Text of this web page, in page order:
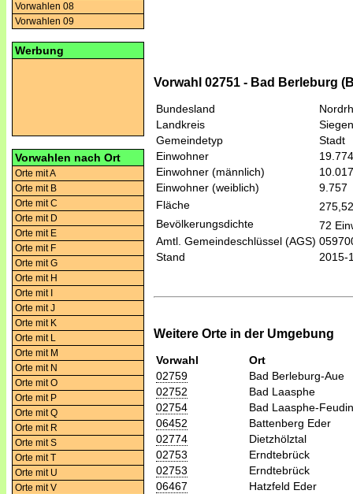
Vorwahlen 08
Vorwahlen 09
Werbung
Vorwahlen nach Ort
Orte mit A
Orte mit B
Orte mit C
Orte mit D
Orte mit E
Orte mit F
Orte mit G
Orte mit H
Orte mit I
Orte mit J
Orte mit K
Orte mit L
Orte mit M
Orte mit N
Orte mit O
Orte mit P
Orte mit Q
Orte mit R
Orte mit S
Orte mit T
Orte mit U
Orte mit V
Vorwahl 02751 - Bad Berleburg
Bundesland
Landkreis
Gemeindetyp
Stadt
Einwohner
19.774
Einwohner (männlich)
10.017
Einwohner (weiblich)
9.757
Fläche
Bevölkerungsdichte
72
Amtl. Gemeindeschlüssel (AGS)
Stand
2015-
Weitere Orte in der Umgebung
Vorwahl
Ort
02759
Bad Berleburg-Aue
02752
Bad Laasphe
02754
Bad Laasphe-
06452
Battenberg Eder
02774
Dietzhölztal
02753
Erndtebrück
02753
Erndtebrück
06467
Hatzfeld Eder